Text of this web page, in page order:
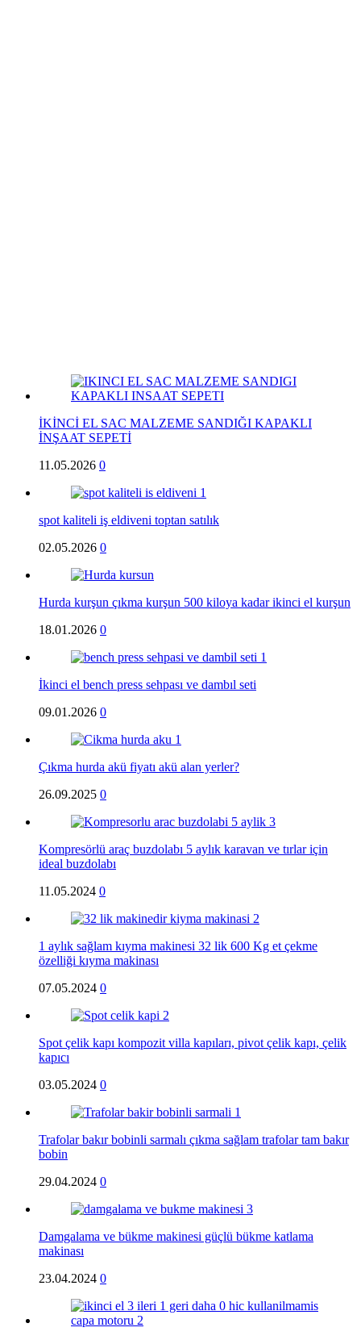
İKİNCİ EL SAC MALZEME SANDIĞI KAPAKLI
İNŞAAT SEPETİ
11.05.2026 0
spot kaliteli iş eldiveni toptan satılık
02.05.2026 0
Hurda kurşun çıkma kurşun 500 kiloya kadar ikinci el kurşun
18.01.2026 0
İkinci el bench press sehpası ve dambıl seti
09.01.2026 0
Çıkma hurda akü fiyatı akü alan yerler?
26.09.2025 0
Kompresörlü araç buzdolabı 5 aylık karavan ve tırlar için
ideal buzdolabı
11.05.2024 0
1 aylık sağlam kıyma makinesi 32 lik 600 Kg et çekme
özelliği kıyma makinası
07.05.2024 0
Spot çelik kapı kompozit villa kapıları, pivot çelik kapı, çelik
kapıcı
03.05.2024 0
Trafolar bakır bobinli sarmalı çıkma sağlam trafolar tam bakır
bobin
29.04.2024 0
Damgalama ve bükme makinesi güçlü bükme katlama
makinası
23.04.2024 0